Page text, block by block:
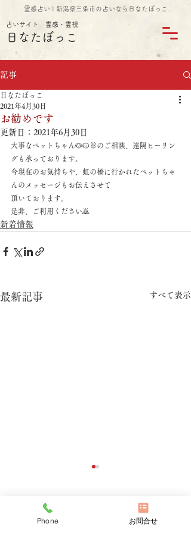
霊感占い | 新潟県三条市の占いなら日なたぼっこ
日なたぼっこ
占いサイト 霊感・霊視
記事
お勧めです
日なたぼっこ
2021年4月30日
更新日： 2021年6月30日
大事なペットちゃん🐶🐱🐰のご相談、遠隔ヒーリン
グも承っております。
今現在のお気持ちや、虹の橋に行かれたペットちゃ
んのメッセージもお伝えさせて
頂いております。
是非、ご利用ください🙇
新着情報
最新記事 すべて表示
風薫るさわやかな季節になっ
てまいりましたが、皆様如何
Phone お問合せ